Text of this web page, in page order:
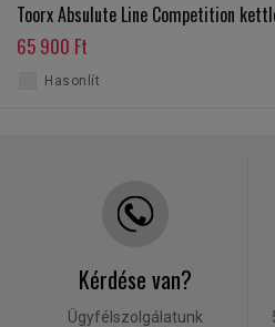
Toorx Absulute Line Competition
65 900 Ft
Hasonlít
Kérdése van?
Ügyfélszolgálatunk